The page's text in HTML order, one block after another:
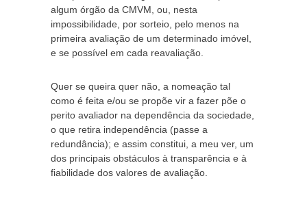
algum órgão da CMVM, ou, nesta
impossibilidade, por sorteio, pelo menos na
primeira avaliação de um determinado imóvel,
e se possível em cada reavaliação.
Quer se queira quer não, a nomeação tal
como é feita e/ou se propõe vir a fazer põe o
perito avaliador na dependência da sociedade,
o que retira independência (passe a
redundância); e assim constitui, a meu ver, um
dos principais obstáculos à transparência e à
fiabilidade dos valores de avaliação.